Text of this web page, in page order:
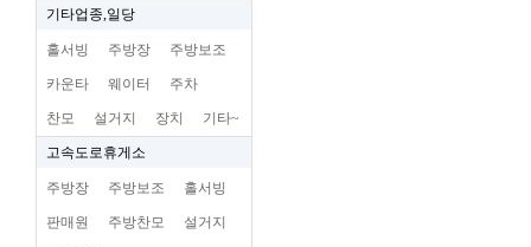
기타업종,일당
홀서빙 주방장 주방보조
카운타 웨이터 주차
찬모 설거지 장치 기타~
고속도로휴게소
주방장 주방보조 홀서빙
판매원 주방찬모 설거지